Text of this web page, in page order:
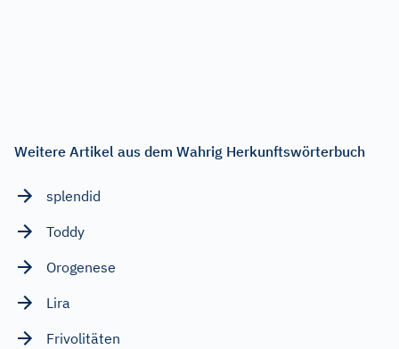
Weitere Artikel aus dem Wahrig Herkunftswörterbuch
splendid
Toddy
Orogenese
Lira
Frivolitäten